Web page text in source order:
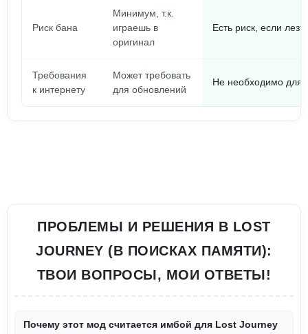
Риск бана
Минимум, т.к.
играешь в
оригинал
Есть риск, если
Требования
к интернету
Может требовать
для обновлений
Не необходимо для
ПРОБЛЕМЫ И РЕШЕНИЯ В LOST
JOURNEY (В ПОИСКАХ ПАМЯТИ):
ТВОИ ВОПРОСЫ, МОИ ОТВЕТЫ!
Почему этот мод считается имбой для Lost Journey